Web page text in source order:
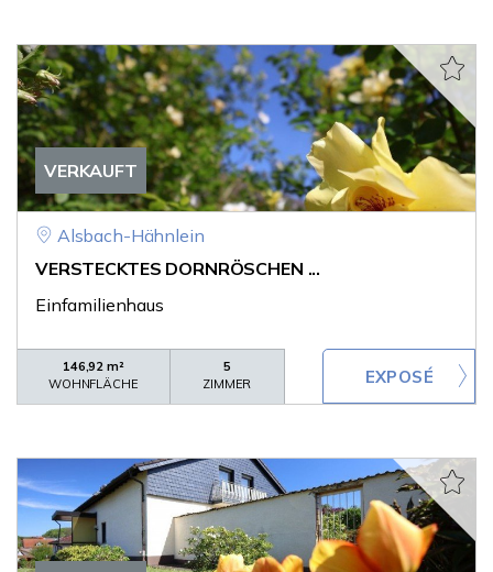
VERKAUFT
Alsbach-Hähnlein
VERSTECKTES DORNRÖSCHEN ...
Einfamilienhaus
146,92 m²
WOHNFLÄCHE
5
ZIMMER